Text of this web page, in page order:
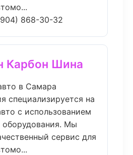
868-30-32
Карбон Шина
в Самара
специализируется на
с использованием
оборудования. Мы
сервис для